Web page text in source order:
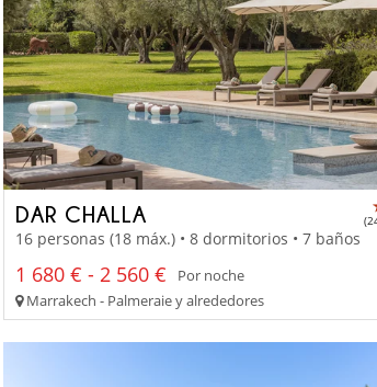
DAR CHALLA
16 personas (18 máx.) • 8 dormitorios • 7 baños
1 680 € - 2 560 €
Por noche
Marrakech - Palmeraie y alrededores